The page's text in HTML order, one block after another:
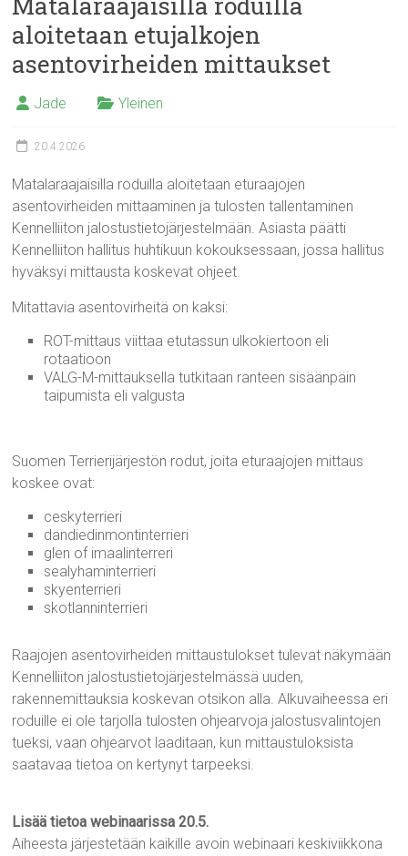
aloitetaan etujalkojen
asentovirheiden mittaukset
Jade Yleinen
20.4.2026
Matalaraajaisilla roduilla aloitetaan eturaajojen
asentovirheiden mittaaminen ja tulosten tallentaminen
Kennelliiton jalostustietojärjestelmään. Asiasta päätti
Kennelliiton hallitus huhtikuun kokouksessaan, jossa hallitus
hyväksyi mittausta koskevat ohjeet.
Mitattavia asentovirheitä on kaksi:
ROT-mittaus viittaa etutassun ulkokiertoon eli
rotaatioon
VALG-M-mittauksella tutkitaan ranteen sisäänpäin
taipumista eli valgusta
Suomen Terrierijärjestön rodut, joita eturaajojen mittaus
koskee ovat:
ceskyterrieri
dandiedinmontinterrieri
glen of imaalinterreri
sealyhaminterrieri
skyenterrieri
skotlanninterrieri
Raajojen asentovirheiden mittaustulokset tulevat näkymään
Kennelliiton jalostustietojärjestelmässä uuden,
rakennemittauksia koskevan otsikon alla. Alkuvaiheessa eri
roduille ei ole tarjolla tulosten ohjearvoja jalostusvalintojen
tueksi, vaan ohjearvot laaditaan, kun mittaustuloksista
saatavaa tietoa on kertynyt tarpeeksi.
Lisää tietoa webinaarissa 20.5.
Aiheesta järjestetään kaikille avoin webinaari keskiviikkona